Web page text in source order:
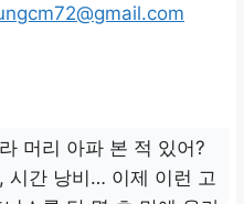
머리 아파 본 적 있어?
시간 낭비… 이제 이런 고